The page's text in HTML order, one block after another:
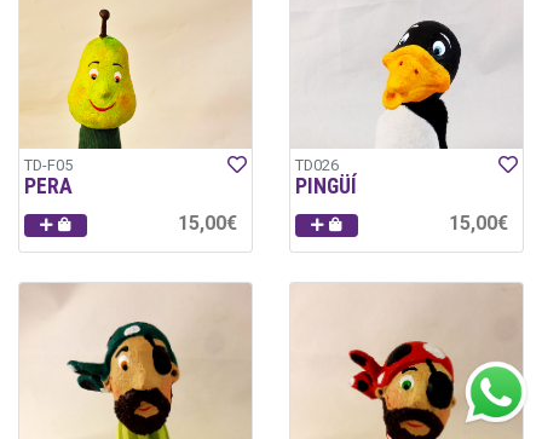
TD-F05
PERA
15,00€
TD026
PINGÜÍ
15,00€